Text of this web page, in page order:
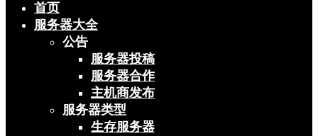
首页
服务器大全
公告
服务器投稿
服务器合作
主机商发布
服务器类型
生存服务器